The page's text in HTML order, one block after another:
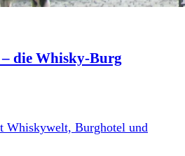
die Whisky-Burg
Burghotel und